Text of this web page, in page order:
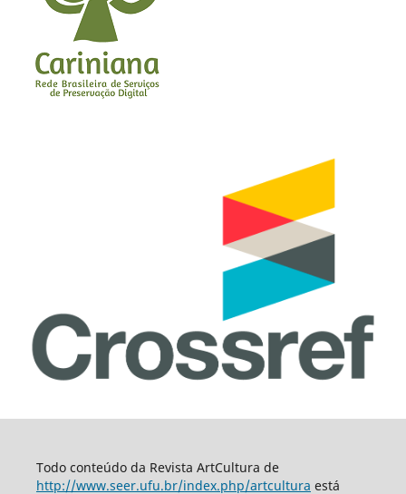
Todo conteúdo da Revista ArtCultura de
http://www.seer.ufu.br/index.php/artcultura está